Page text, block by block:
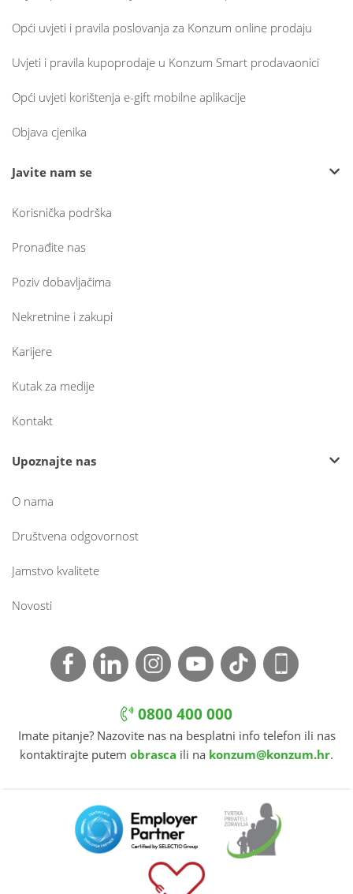
Opći uvjeti i pravila poslovanja za Konzum online prodaju
Uvjeti i pravila kupoprodaje u Konzum Smart prodavaonici
Opći uvjeti korištenja e-gift mobilne aplikacije
Objava cjenika
Javite nam se
Korisnička podrška
Pronađite nas
Poziv dobavljačima
Nekretnine i zakupi
Karijere
Kutak za medije
Kontakt
Upoznajte nas
O nama
Društvena odgovornost
Jamstvo kvalitete
Novosti
0800 400 000
Imate pitanje? Nazovite nas na besplatni info telefon ili nas
kontaktirajte putem obrasca ili na konzum@konzum.hr.